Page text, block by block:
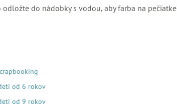
do nádobky s vodou, aby farba na pečiatke
od 6 rokov
od 9 rokov